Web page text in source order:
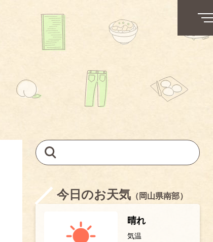
今日のお天気 （岡山県南部）
晴れ
気温